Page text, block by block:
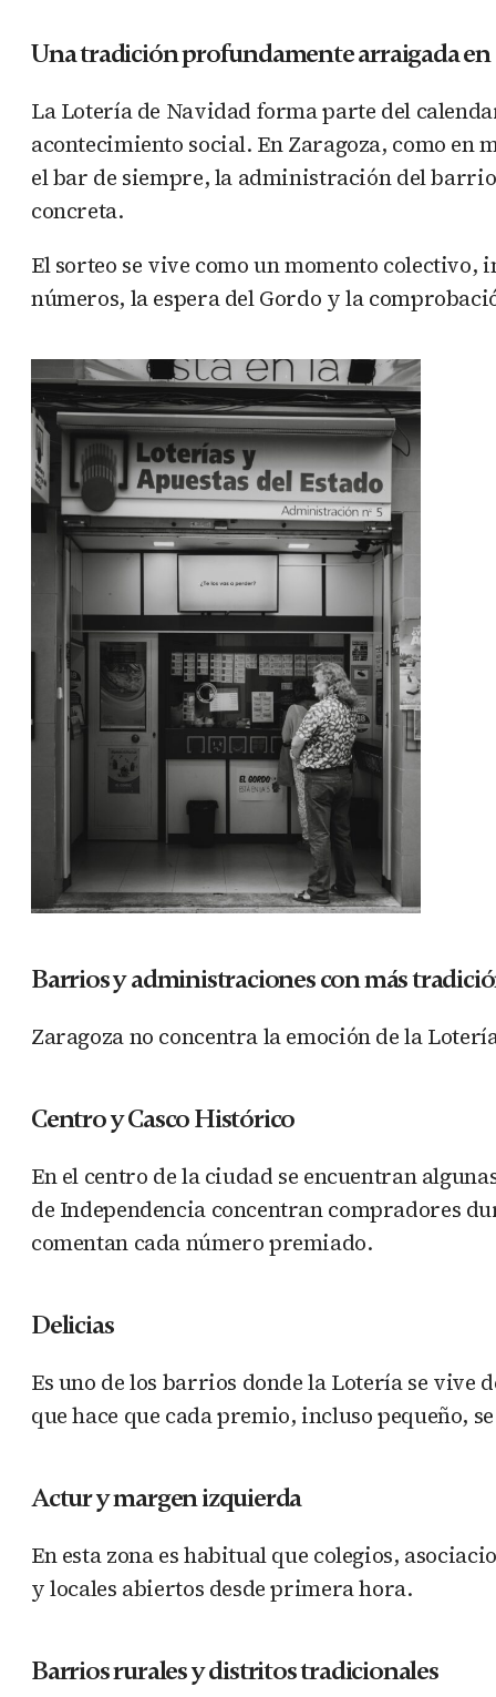
Una tradición profundamente arraigada en
La Lotería de Navidad forma parte del
acontecimiento social. En Zaragoza, como en
el bar de siempre, la administración del
concreta.
El sorteo se vive como un momento colectivo,
números, la espera del Gordo y la
Barrios y administraciones con más
Zaragoza no concentra la emoción de la
Centro y Casco Histórico
En el centro de la ciudad se encuentran
de Independencia concentran compradores
comentan cada número premiado.
Delicias
Es uno de los barrios donde la Lotería se
que hace que cada premio, incluso pequeño,
Actur y margen izquierda
En esta zona es habitual que colegios,
y locales abiertos desde primera hora.
Barrios rurales y distritos tradicionales